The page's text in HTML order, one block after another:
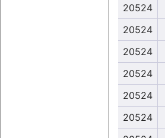
20524
20524
20524
20524
20524
20524